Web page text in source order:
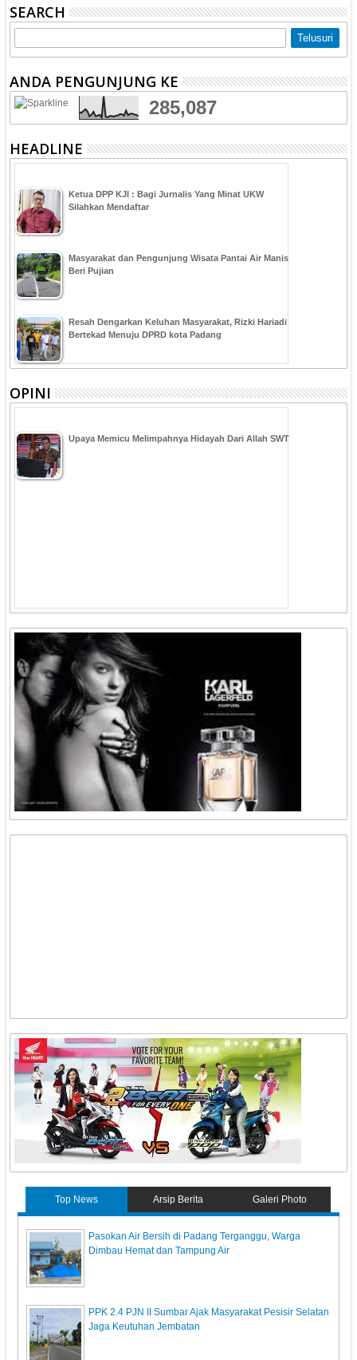
SEARCH
ANDA PENGUNJUNG KE
285,087
HEADLINE
Ketua DPP KJI : Bagi Jurnalis Yang Minat UKW
Silahkan Mendaftar
Masyarakat dan Pengunjung Wisata Pantai Air Manis
Beri Pujian
Resah Dengarkan Keluhan Masyarakat, Rizki Hariadi
Bertekad Menuju DPRD kota Padang
OPINI
Upaya Memicu Melimpahnya Hidayah Dari Allah SWT
Top News Arsip Berita Galeri Photo
Pasokan Air Bersih di Padang Terganggu, Warga
Dimbau Hemat dan Tampung Air
PPK 2.4 PJN II Sumbar Ajak Masyarakat Pesisir Selatan
Jaga Keutuhan Jembatan